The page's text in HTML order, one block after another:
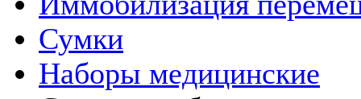
Сумки
Наборы медицинские